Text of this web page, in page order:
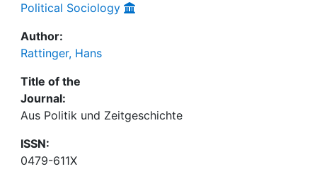
Political Sociology
Author:
Rattinger, Hans
Title of the
Journal:
Aus Politik und Zeitgeschichte
ISSN:
0479-611X